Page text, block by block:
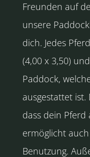
Freunden auf
unsere
dich. Jedes
(4,00 x 3,50)
Paddock,
ausgestattet
dass dein
ermöglicht
Benutzung.